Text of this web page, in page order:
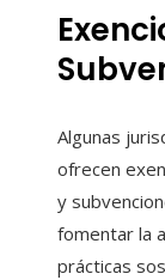
Algunas
ofrecen
y
fomentar la
prácticas